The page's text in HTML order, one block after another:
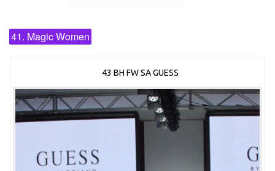
41. Magic Women
43 BH FW SA GUESS